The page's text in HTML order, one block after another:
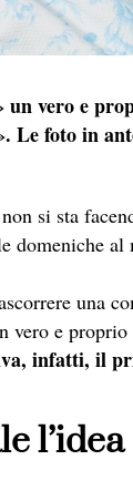
vero e
Le foto in
si sta
domeniche al
una
e
infatti, il